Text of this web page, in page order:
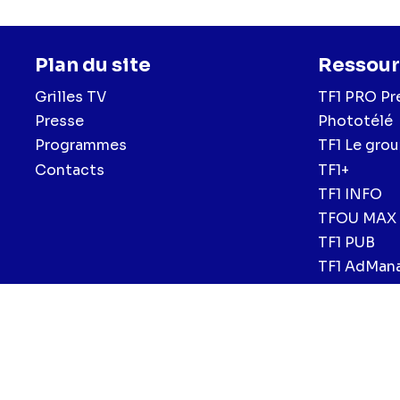
Plan du site
Grilles TV
Presse
Programmes
Contacts
TF1 PRO
Phototélé
TF1 Le
TF1+
TF1 INFO
TFOU MAX
TF1 PUB
TF1